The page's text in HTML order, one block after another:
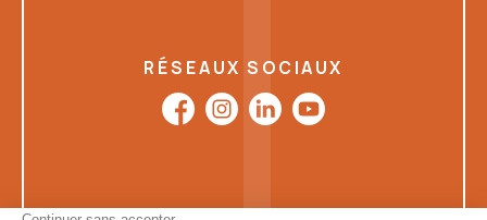
RÉSEAUX SOCIAUX